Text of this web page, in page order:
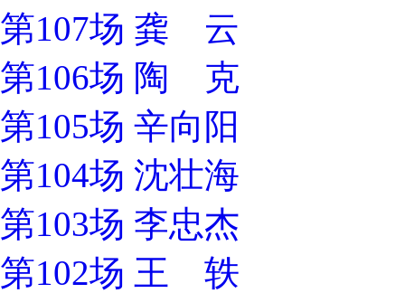
第107场 龚 云
第106场 陶 克
第105场 辛向阳
第104场 沈壮海
第103场 李忠杰
第102场 王 轶